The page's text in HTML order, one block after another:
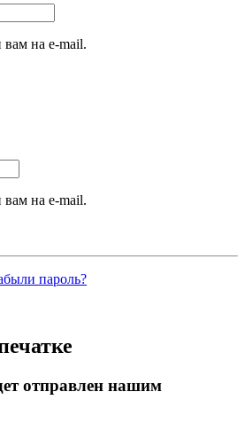
вам на e-mail.
вам на e-mail.
пароль?
отправлен нашим